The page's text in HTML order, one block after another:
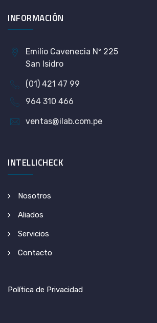
INFORMACIÓN
Emilio Cavenecia Nº 225
San Isidro
(01) 421 47 99
964 310 466
ventas@ilab.com.pe
INTELLICHECK
Nosotros
Aliados
Servicios
Contacto
Política de Privacidad